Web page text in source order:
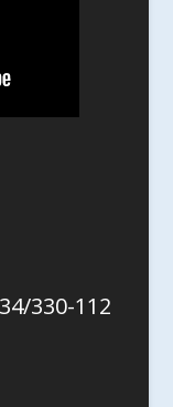
330-112